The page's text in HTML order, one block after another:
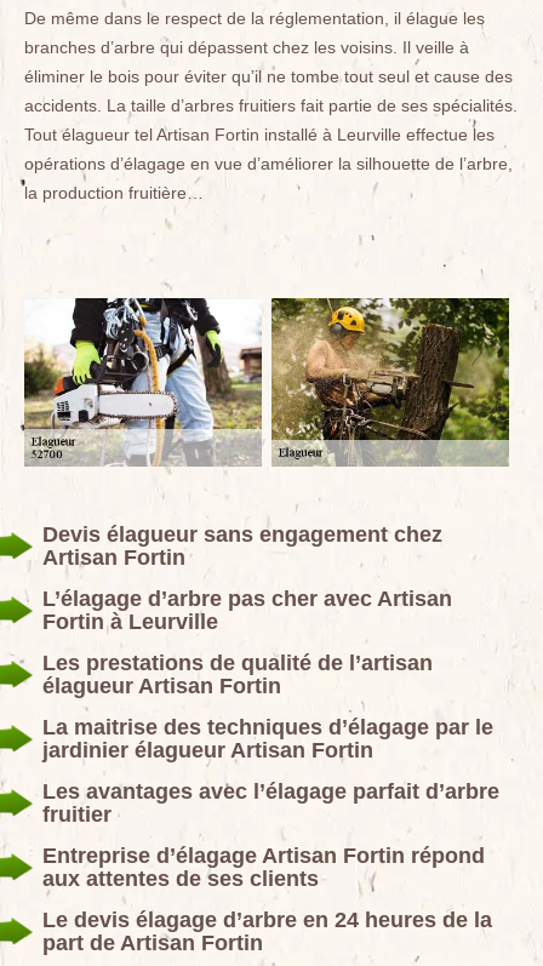
De même dans le respect de la réglementation, il élague les
branches d’arbre qui dépassent chez les voisins. Il veille à
éliminer le bois pour éviter qu’il ne tombe tout seul et cause des
accidents. La taille d’arbres fruitiers fait partie de ses spécialités.
Tout élagueur tel Artisan Fortin installé à Leurville effectue les
opérations d’élagage en vue d’améliorer la silhouette de l’arbre,
la production fruitière…
Devis élagueur sans engagement chez
Artisan Fortin
L’élagage d’arbre pas cher avec Artisan
Fortin à Leurville
Les prestations de qualité de l’artisan
élagueur Artisan Fortin
La maitrise des techniques d’élagage par le
jardinier élagueur Artisan Fortin
Les avantages avec l’élagage parfait d’arbre
fruitier
Entreprise d’élagage Artisan Fortin répond
aux attentes de ses clients
Le devis élagage d’arbre en 24 heures de la
part de Artisan Fortin